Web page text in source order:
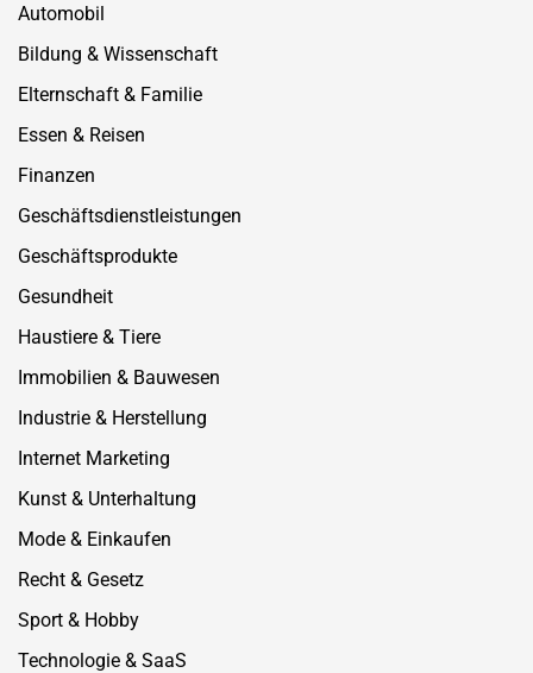
Automobil
Bildung & Wissenschaft
Elternschaft & Familie
Essen & Reisen
Finanzen
Geschäftsdienstleistungen
Geschäftsprodukte
Gesundheit
Haustiere & Tiere
Immobilien & Bauwesen
Industrie & Herstellung
Internet Marketing
Kunst & Unterhaltung
Mode & Einkaufen
Recht & Gesetz
Sport & Hobby
Technologie & SaaS